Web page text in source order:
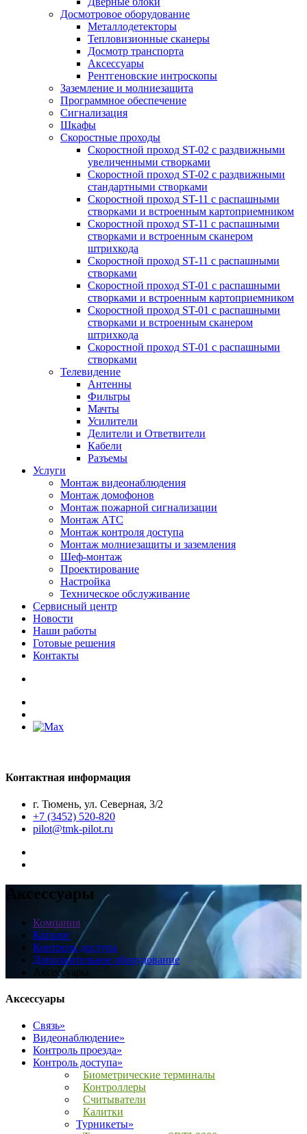
Досмотровое оборудование
Металлодетекторы
Тепловизионные сканеры
Досмотр транспорта
Аксессуары
Рентгеновские интроскопы
Заземление и молниезащита
Программное обеспечение
Сигнализация
Шкафы
Скоростные проходы
Скоростной проход ST-02 с раздвижными
увеличенными створками
Скоростной проход ST-02 с раздвижными
стандартными створками
Скоростной проход ST-11 с распашными
створками и встроенным картоприемником
Скоростной проход ST-11 с распашными
створками и встроенным сканером
штрихкода
Скоростной проход ST-11 с распашными
створками
Скоростной проход ST-01 с распашными
створками и встроенным картоприемником
Скоростной проход ST-01 с распашными
створками и встроенным сканером
штрихкода
Скоростной проход ST-01 с распашными
створками
Телевидение
Антенны
Фильтры
Мачты
Усилители
Делители и Ответвители
Кабели
Разъемы
Услуги
Монтаж видеонаблюдения
Монтаж домофонов
Монтаж пожарной сигнализации
Монтаж АТС
Монтаж контроля доступа
Монтаж молниезащиты и заземления
Шеф-монтаж
Проектирование
Настройка
Техническое обслуживание
Сервисный центр
Новости
Наши работы
Готовые решения
Контакты
Контактная информация
г. Тюмень, ул. Северная, 3/2
+7 (3452) 520-820
pilot@tmk-pilot.ru
Аксессуары
Компания
Каталог
Контроль доступа
Дополнительное оборудование
Аксессуары
Аксессуары
Связь»
Видеонаблюдение»
Контроль проезда»
Контроль доступа»
Биометрические терминалы
Контроллеры
Считыватели
Калитки
Турникеты»